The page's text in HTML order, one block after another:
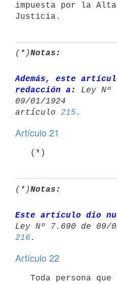
impuesta por la
Justicia.
(*)Notas:
Además, este
redacción a:
Ley Nº
09/01/1924
artículo 215
Artículo 21
   (*)
(*)Notas:
Este artículo dio
Ley Nº 7.690 de
216
Artículo 22